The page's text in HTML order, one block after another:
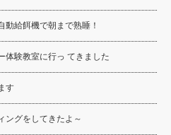
動給餌機で朝まで熟睡！
体験教室に行っ てきました
す
ングをしてきたよ～